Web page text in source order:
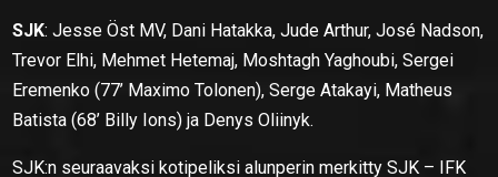
SJK: Jesse Öst MV, Dani Hatakka, Jude Arthur, José Nadson,
Trevor Elhi, Mehmet Hetemaj, Moshtagh Yaghoubi, Sergei
Eremenko (77’ Maximo Tolonen), Serge Atakayi, Matheus
Batista (68’ Billy Ions) ja Denys Oliinyk.
SJK:n seuraavaksi kotipeliksi alunperin merkitty SJK – IFK